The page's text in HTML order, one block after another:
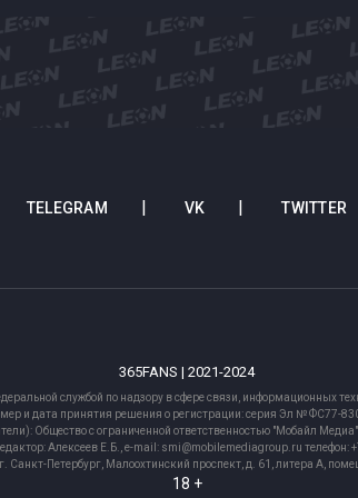
TELEGRAM VK TWITTER
365FANS | 2021-2024
службой по надзору в сфере связи, информационных
и дата принятия решения о регистрации: серия Эл № ФС77-
Общество с ограниченной ответственностью "Мобайл
Алексеев Е.Б., e-mail: smi@mobilemediagroup.ru телефон:
Санкт-Петербург, Малоохтинский проспект, д. 61, литера А,
18 +